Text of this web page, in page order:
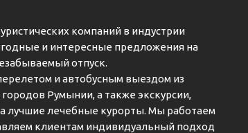
компаний в индустрии
и интересные предложения на
отпуск.
и автобусным выездом из
Румынии, а также экскурсии,
лучшие лечебные курорты. Мы работаем
клиентам индивидуальный подход